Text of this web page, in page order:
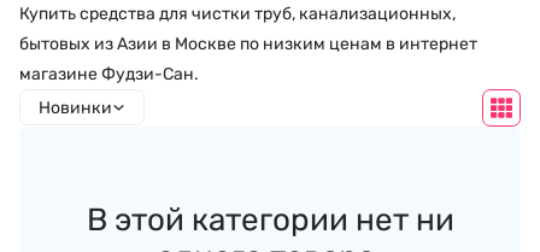
Купить средства для чистки труб, канализационных,
бытовых из Азии в Москве по низким ценам в интернет
магазине Фудзи-Сан.
Новинки
В этой категории нет ни